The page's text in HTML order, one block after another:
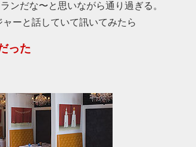
ンだな〜と思いながら通り過ぎる。
ャーと話していて訊いてみたら
った